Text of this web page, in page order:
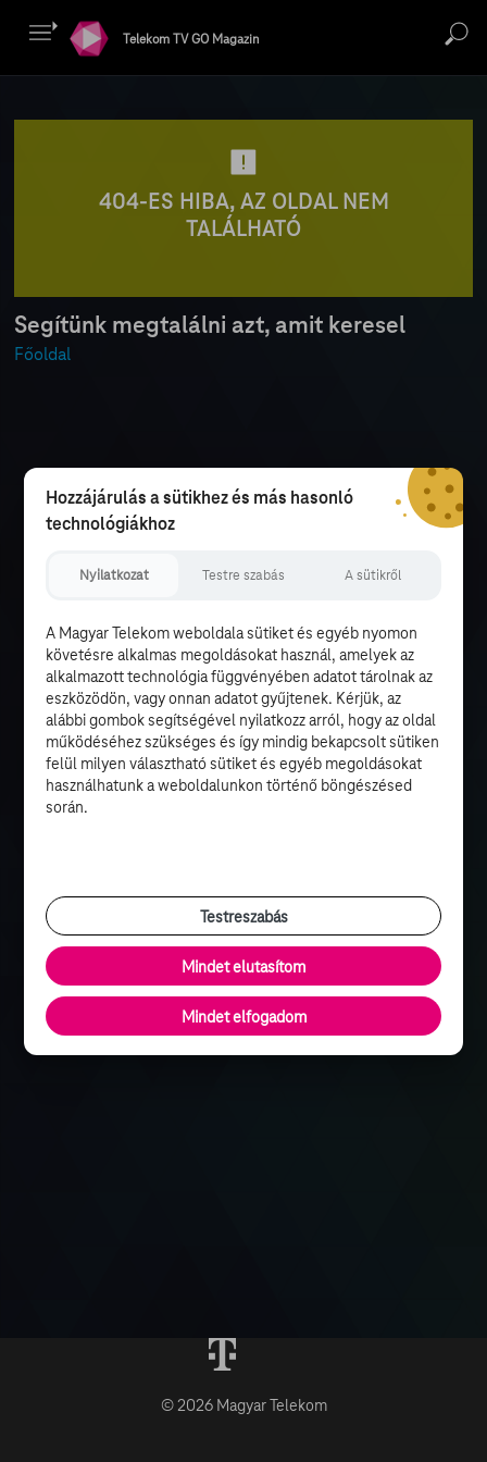
Telekom TV GO Magazin
404-ES HIBA, AZ OLDAL NEM
TALÁLHATÓ
Segítünk megtalálni azt, amit keresel
Főoldal
© 2026 Magyar Telekom
Hozzájárulás a sütikhez és más hasonló
technológiákhoz
Nyilatkozat Testre szabás A sütikről
A Magyar Telekom weboldala sütiket és egyéb nyomon
követésre alkalmas megoldásokat használ, amelyek az
alkalmazott technológia függvényében adatot tárolnak az
eszközödön, vagy onnan adatot gyűjtenek. Kérjük, az
alábbi gombok segítségével nyilatkozz arról, hogy az oldal
működéséhez szükséges és így mindig bekapcsolt sütiken
felül milyen választható sütiket és egyéb megoldásokat
használhatunk a weboldalunkon történő böngészésed
során.
Testreszabás
Mindet elutasítom
Mindet elfogadom